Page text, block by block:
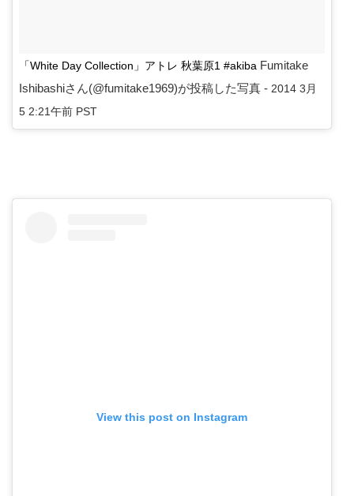
「White Day Collection」アトレ 秋葉原1 #akiba Fumitake
Ishibashiさん(@fumitake1969)が投稿した写真 - 2014 3月
5 2:21午前 PST
View this post on Instagram